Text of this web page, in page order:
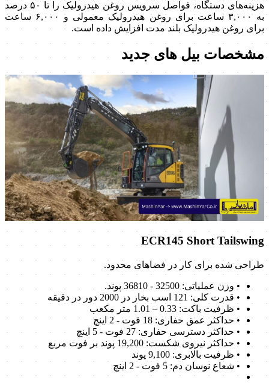
هزینه‌های دستگاه، فواصل سرویس روغن هیدرولیک را تا ۵۰ درصد
به ۳,۰۰۰ ساعت برای روغن هیدرولیک معمولی و ۶,۰۰۰ ساعت
برای روغن هیدرولیک بلند مدت افزایش داده است.
مشخصات بیل های جدید
ECR145 Short Tailswing
طراحی شده برای کار در فضاهای محدود.
• وزن عملیاتی: 32500 - 36810 پوند.
• قدرت کلی: 121 اسب بخار در 2000 دور در دقیقه
• ظرفیت باکت: 0.33 – 1.01 متر مکعب
• حداکثر عمق حفاری: 18 فوت - 2 اینچ
• حداکثر دسترسی حفاری: 27 فوت - 5 اینچ
• حداکثر نیروی شکست: 19,200 پوند بر فوت مربع
• ظرفیت بالابری: 9,100 پوند
• شعاع نوسان دم: 5 فوت - 2 اینچ